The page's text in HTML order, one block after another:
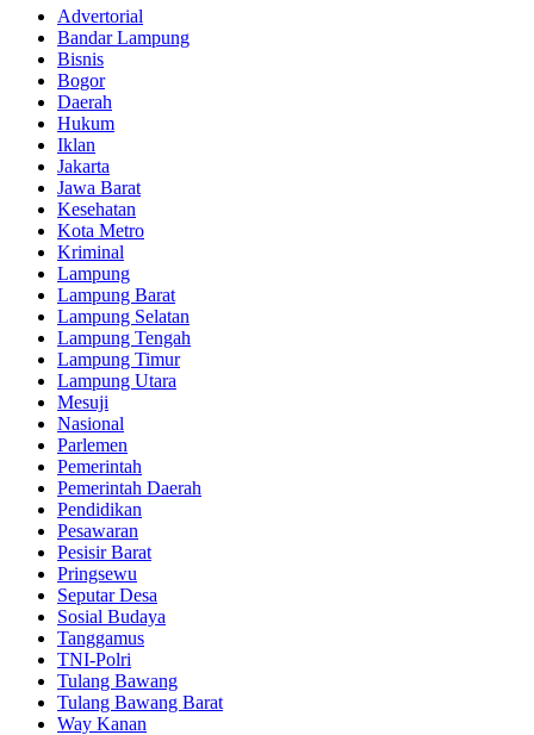
Advertorial
Bandar Lampung
Bisnis
Bogor
Daerah
Hukum
Iklan
Jakarta
Jawa Barat
Kesehatan
Kota Metro
Kriminal
Lampung
Lampung Barat
Lampung Selatan
Lampung Tengah
Lampung Timur
Lampung Utara
Mesuji
Nasional
Parlemen
Pemerintah
Pemerintah Daerah
Pendidikan
Pesawaran
Pesisir Barat
Pringsewu
Seputar Desa
Sosial Budaya
Tanggamus
TNI-Polri
Tulang Bawang
Tulang Bawang Barat
Way Kanan